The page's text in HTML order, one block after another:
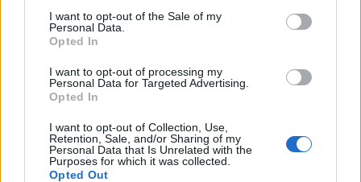
consent section.
I want to opt-out of the Sale of my
Personal Data.
Opted In
I want to opt-out of processing my
Personal Data for Targeted Advertising.
Opted In
I want to opt-out of Collection, Use,
Retention, Sale, and/or Sharing of my
Personal Data that Is Unrelated with the
Purposes for which it was collected.
Opted Out
FINANZA